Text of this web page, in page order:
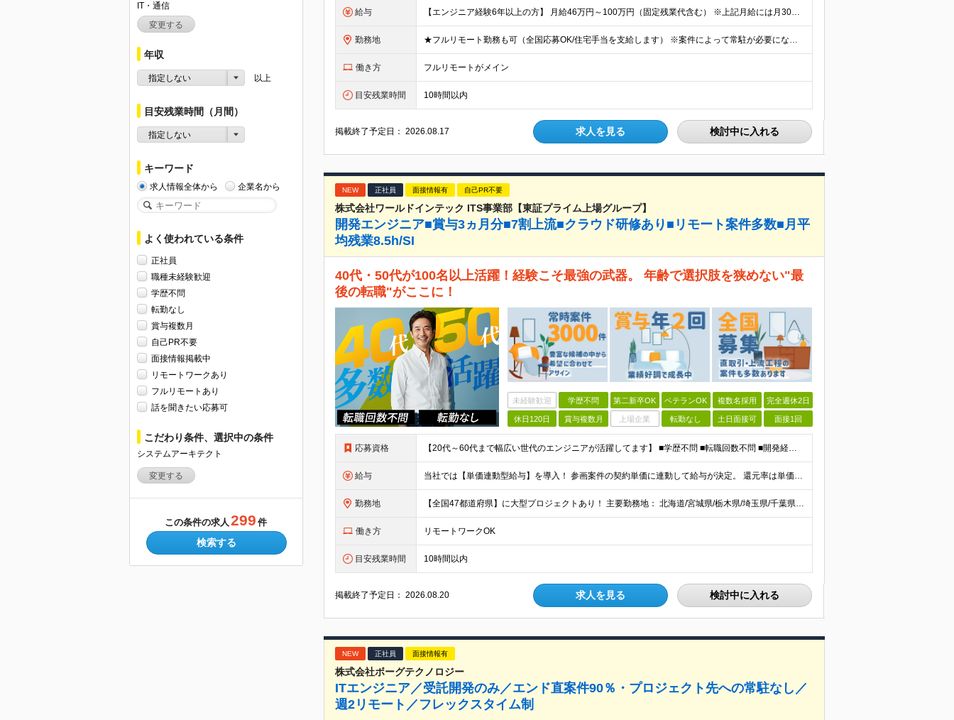
IT・通信
変更する
年収
指定しない 以上
目安残業時間（月間）
指定しない
キーワード
求人情報全体から 企業名から
よく使われている条件
正社員
職種未経験歓迎
学歴不問
転勤なし
賞与複数月
自己PR不要
面接情報掲載中
リモートワークあり
フルリモートあり
話を聞きたい応募可
こだわり条件、選択中の条件
システムアーキテクト
変更する
この条件の求人 299 件
検索する
給与 【エンジニア経験6年以上の方】 月給46万円～100万円（固定残業代含む） ※上記月給には月30時間分の固定残業代（月8万7,400円～月19万円）を含む。超過分は全額支給。 【エンジニア経験4年以
勤務地 ★フルリモート勤務も可（全国応募OK/住宅手当を支給します） ※案件によって常駐が必要になる場合があります。 ※希望がない限り、転勤はありません ※U・Iターン歓迎 ★ルトラの社員は全国各地で活躍中
働き方 フルリモートがメイン
目安残業時間 10時間以内
掲載終了予定日：2026.08.17 求人を見る 検討中に入れる
NEW 正社員 面接情報有 自己PR不要
株式会社ワールドインテック ITS事業部【東証プライム上場グループ】
開発エンジニア■賞与3ヵ月分■7割上流■クラウド研修あり■リモート案件多数■月平
均残業8.5h/SI
40代・50代が100名以上活躍！経験こそ最強の武器。 年齢で選択肢を狭めない"最
後の転職"がここに！
未経験歓迎 学歴不問 第二新卒OK ベテランOK 複数名採用 完全週休2日
休日120日 賞与複数月 上場企業 転勤なし 土日面接可 面接1回
応募資格 【20代～60代まで幅広い世代のエンジニアが活躍してます】 ■学歴不問 ■転職回数不問 ■開発経験（年数不問）をお持ちの方
給与 当社では【単価連動型給与】を導入！ 参画案件の契約単価に連動して給与が決定。 還元率は単価の【70％～80％】と東証プライム上場グループとして高水準です！（社会保険料・教育コスト含む） ■関東：月給
勤務地 【全国47都道府県】に大型プロジェクトあり！ 主要勤務地： 北海道/宮城県/栃木県/埼玉県/千葉県/東京都/神奈川県/愛知県/大阪府/京都府/兵庫県/広島県/福岡県/熊本県 ※勤務エリアは、あなたの
働き方 リモートワークOK
目安残業時間 10時間以内
掲載終了予定日：2026.08.20 求人を見る 検討中に入れる
NEW 正社員 面接情報有
株式会社ボーグテクノロジー
ITエンジニア／受託開発のみ／エンド直案件90％・プロジェクト先への常駐なし／
週2リモート／フレックスタイム制